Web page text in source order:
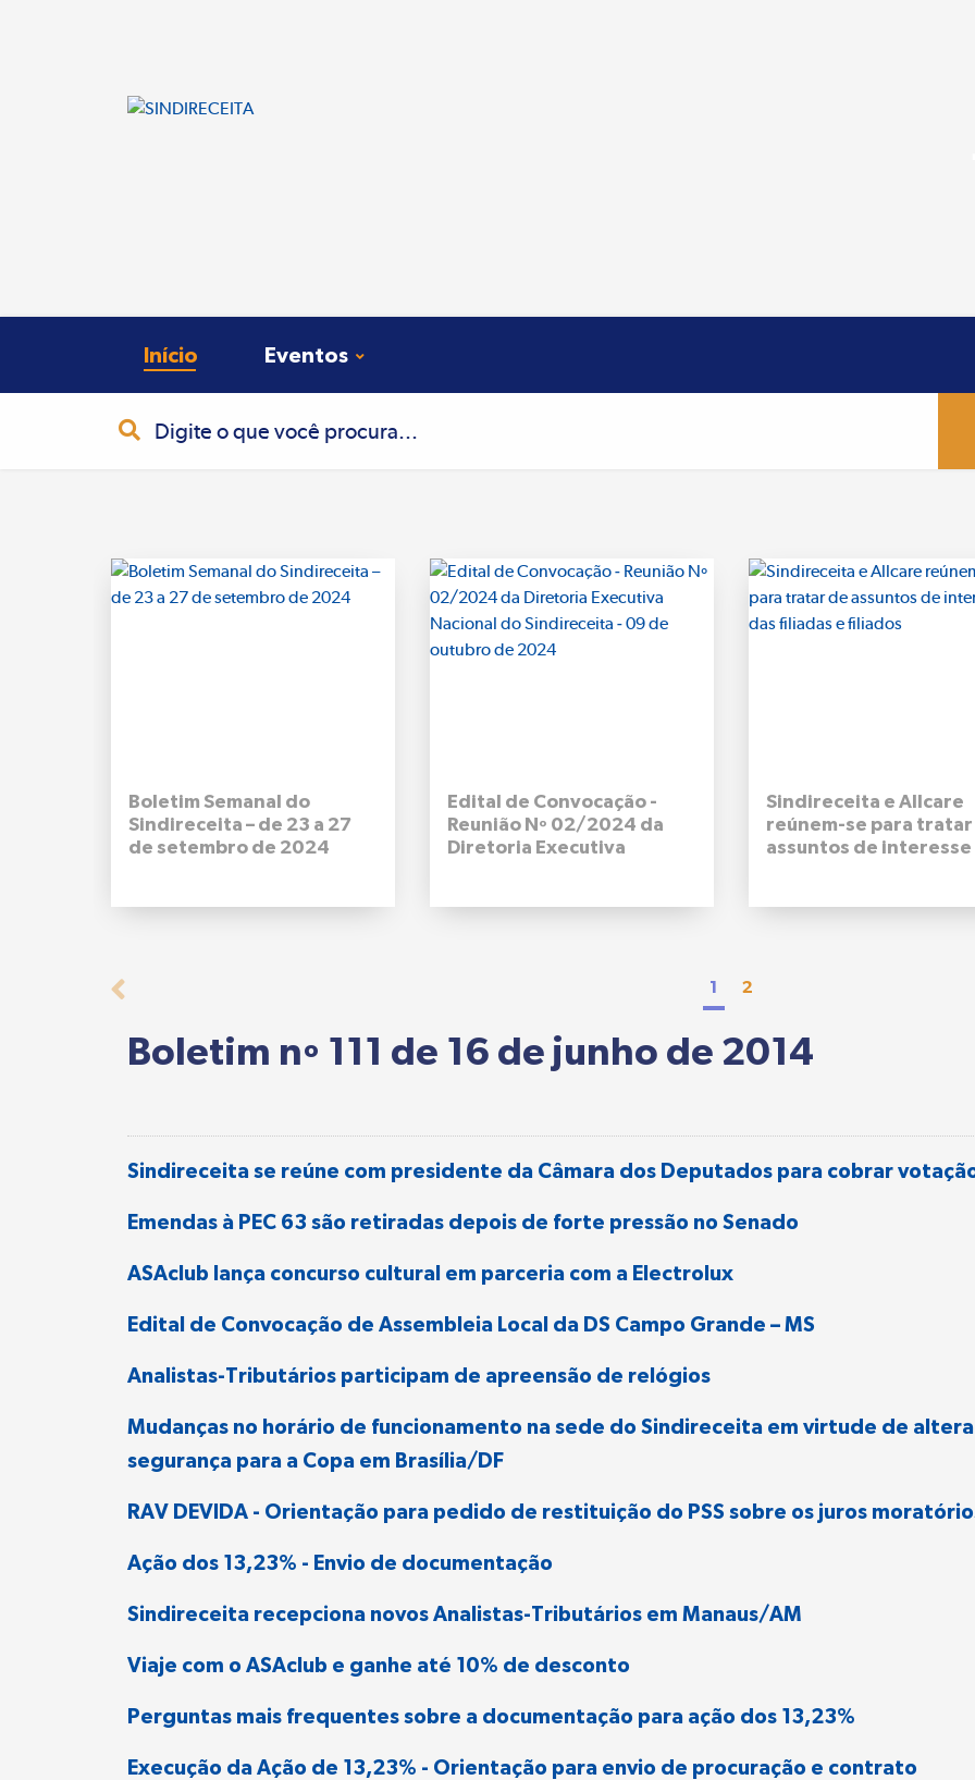
Início Eventos
Pesquisa
Boletim Semanal do
Sindireceita – de 23 a 27
de setembro de 2024
Edital de Convocação -
Reunião Nº 02/2024 da
Diretoria Executiva
Sindireceita e Allcare
reúnem-se para
assuntos de interesse
1 2
Boletim nº 111 de 16 de junho de 2014
Sindireceita se reúne com presidente da Câmara dos Deputados para cobrar
Emendas à PEC 63 são retiradas depois de forte pressão no Senado
ASAclub lança concurso cultural em parceria com a Electrolux
Edital de Convocação de Assembleia Local da DS Campo Grande – MS
Analistas-Tributários participam de apreensão de relógios
Mudanças no horário de funcionamento na sede do Sindireceita em virtude de
segurança para a Copa em Brasília/DF
RAV DEVIDA - Orientação para pedido de restituição do PSS sobre os juros
Ação dos 13,23% - Envio de documentação
Sindireceita recepciona novos Analistas-Tributários em Manaus/AM
Viaje com o ASAclub e ganhe até 10% de desconto
Perguntas mais frequentes sobre a documentação para ação dos 13,23%
Execução da Ação de 13,23% - Orientação para envio de procuração e contrato